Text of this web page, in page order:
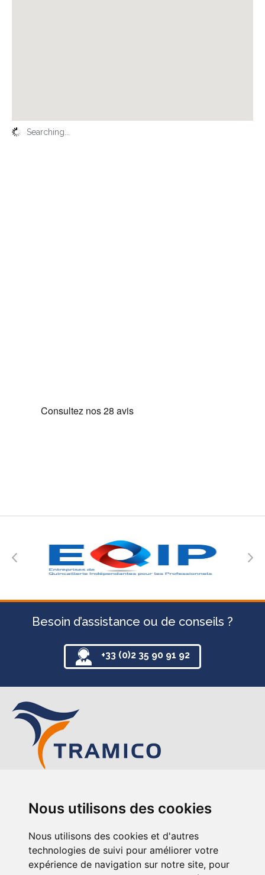
Nous utilisons des cookies
Nous utilisons des cookies et d'autres
technologies de suivi pour améliorer votre
expérience de navigation sur notre site, pour
Searching...
Besoin d’assistance ou de conseils ?
+33 (0)2 35 90 91 92
12-14 avenue de l’Europe
+33 (0)2 35 90 91 92